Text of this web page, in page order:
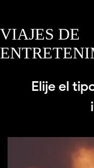
VIAJES DE
Elije el